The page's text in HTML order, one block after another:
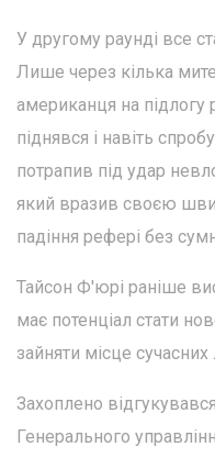
У другому раунді все
Лише через кілька
американця на підлогу
піднявся і навіть
потрапив під удар
який вразив своєю
падіння рефері без
Тайсон Ф'юрі раніше
має потенціал стати
зайняти місце
Захоплено
Генерального